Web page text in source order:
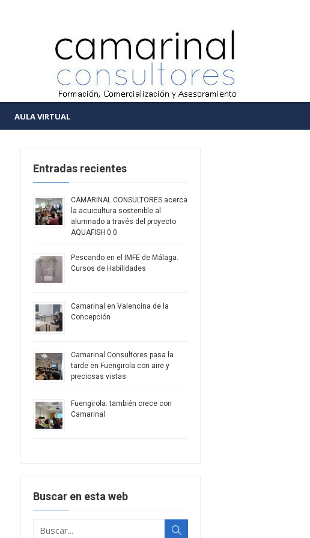
AULA VIRTUAL
Entradas recientes
CAMARINAL CONSULTORES acerca
la acuicultura sostenible al
alumnado a través del proyecto
AQUAFISH 0.0
Pescando en el IMFE de Málaga.
Cursos de Habilidades
Camarinal en Valencina de la
Concepción
Camarinal Consultores pasa la
tarde en Fuengirola con aire y
preciosas vistas
Fuengirola: también crece con
Camarinal
Buscar en esta web
Buscar: